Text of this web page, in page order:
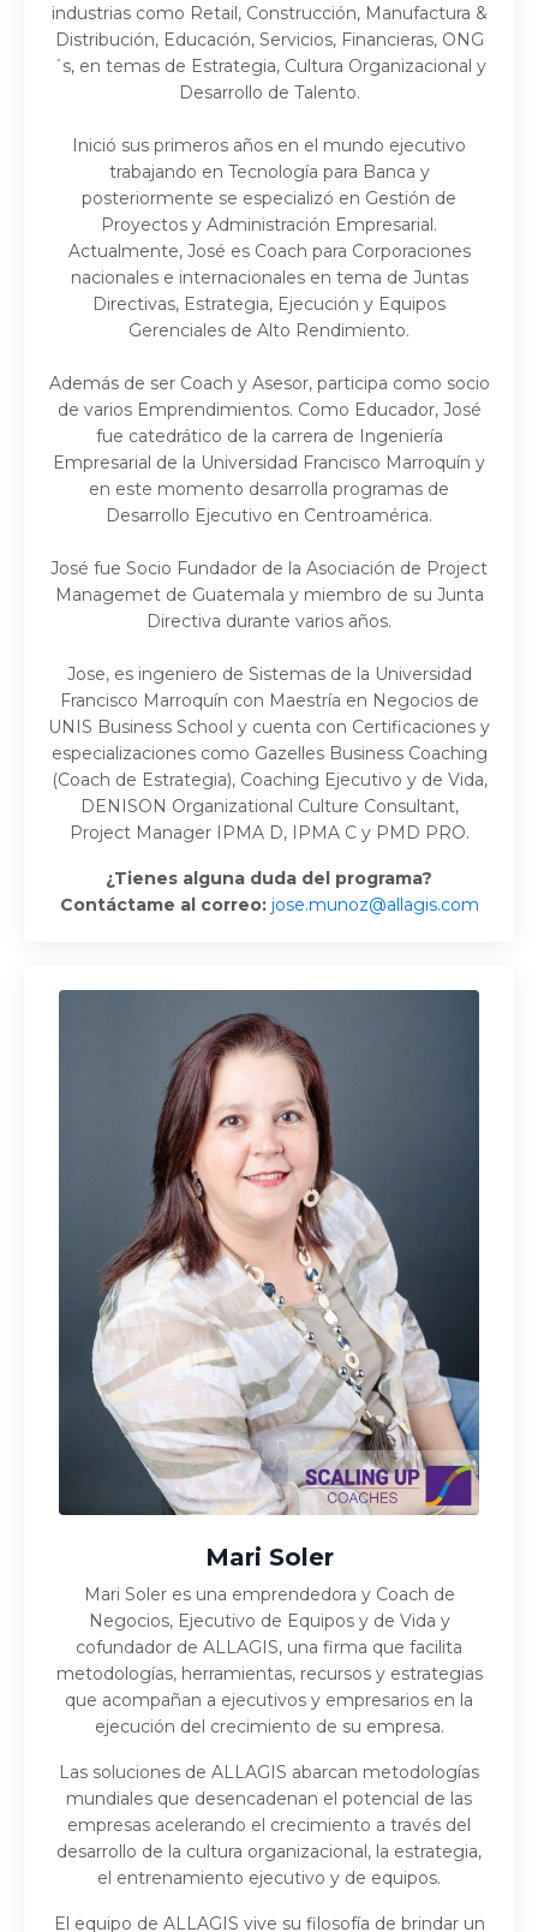
industrias como Retail, Construcción, Manufactura &
Distribución, Educación, Servicios, Financieras, ONG
´s, en temas de Estrategia, Cultura Organizacional y
Desarrollo de Talento.
Inició sus primeros años en el mundo ejecutivo
trabajando en Tecnología para Banca y
posteriormente se especializó en Gestión de
Proyectos y Administración Empresarial.
Actualmente, José es Coach para Corporaciones
nacionales e internacionales en tema de Juntas
Directivas, Estrategia, Ejecución y Equipos
Gerenciales de Alto Rendimiento.
Además de ser Coach y Asesor, participa como socio
de varios Emprendimientos. Como Educador, José
fue catedrático de la carrera de Ingeniería
Empresarial de la Universidad Francisco Marroquín y
en este momento desarrolla programas de
Desarrollo Ejecutivo en Centroamérica.
José fue Socio Fundador de la Asociación de Project
Managemet de Guatemala y miembro de su Junta
Directiva durante varios años.
Jose, es ingeniero de Sistemas de la Universidad
Francisco Marroquín con Maestría en Negocios de
UNIS Business School y cuenta con Certificaciones y
especializaciones como Gazelles Business Coaching
(Coach de Estrategia), Coaching Ejecutivo y de Vida,
DENISON Organizational Culture Consultant,
Project Manager IPMA D, IPMA C y PMD PRO.
¿Tienes alguna duda del programa?
Contáctame al correo: jose.munoz@allagis.com
Mari Soler
Mari Soler es una emprendedora y Coach de
Negocios, Ejecutivo de Equipos y de Vida y
cofundador de ALLAGIS, una firma que facilita
metodologías, herramientas, recursos y estrategias
que acompañan a ejecutivos y empresarios en la
ejecución del crecimiento de su empresa.
Las soluciones de ALLAGIS abarcan metodologías
mundiales que desencadenan el potencial de las
empresas acelerando el crecimiento a través del
desarrollo de la cultura organizacional, la estrategia,
el entrenamiento ejecutivo y de equipos.
El equipo de ALLAGIS vive su filosofía de brindar un